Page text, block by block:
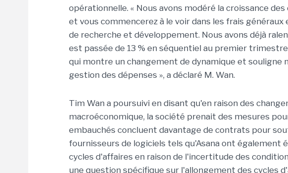
opérationnelle. « Nous avons modéré la croissance
et vous commencerez à le voir dans les frais
de recherche et développement. Nous avons déjà
est passée de 13 % en séquentiel au premier
qui montre un changement de dynamique et souligne
gestion des dépenses », a déclaré M. Wan.
Tim Wan a poursuivi en disant qu'en raison des
macroéconomique, la société prenait des mesures
embauchés concluent davantage de contrats pour
fournisseurs de logiciels tels qu'Asana ont également
cycles d'affaires en raison de l'incertitude des
une question spécifique sur l'allongement des cycles